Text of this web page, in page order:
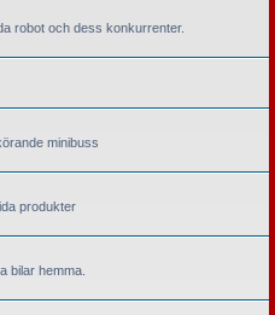
robot och dess konkurrenter.
minibuss
produkter
bilar hemma.